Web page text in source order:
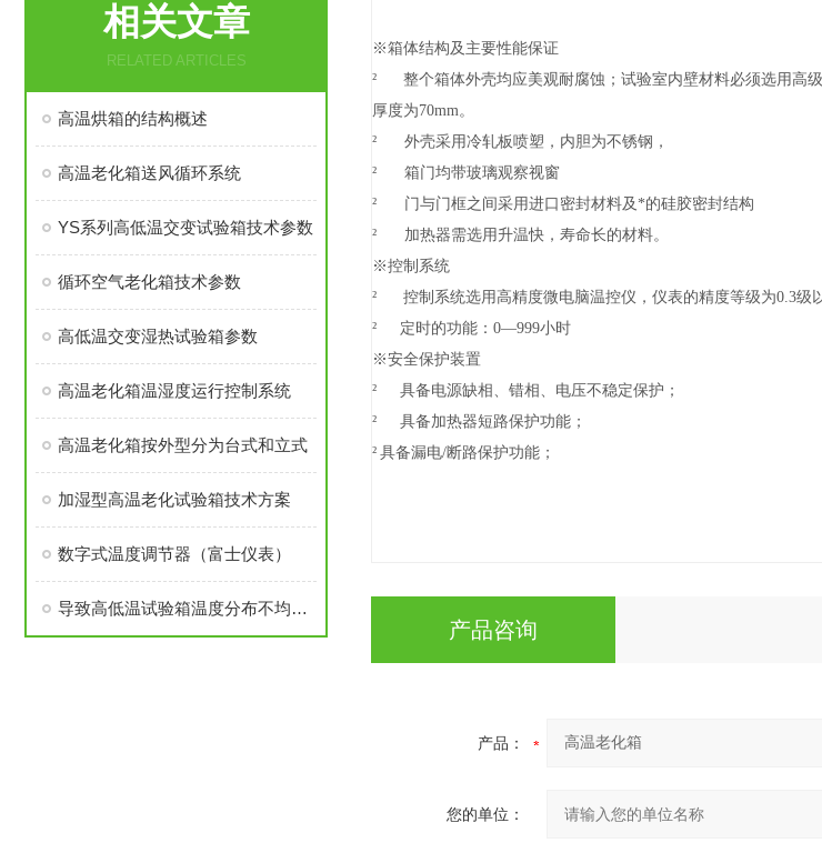
相关文章
RELATED ARTICLES
高温烘箱的结构概述
高温老化箱送风循环系统
YS系列高低温交变试验箱技术参数
循环空气老化箱技术参数
高低温交变湿热试验箱参数
高温老化箱温湿度运行控制系统
高温老化箱按外型分为台式和立式
加湿型高温老化试验箱技术方案
数字式温度调节器（富士仪表）
导致高低温试验箱温度分布不均的几点
※箱体结构及主要性能保证
²
整个箱体外壳均应美观耐腐蚀；试验室内壁材料必须选用高
厚度为70mm。
²
外壳采用冷轧板喷塑，内胆为不锈钢，
²
箱门均带玻璃观察视窗
²
门与门框之间采用进口密封材料及*的硅胶密封结构
²
加热器需选用升温快，寿命长的材料。
※控制系统
²
控制系统选用高精度微电脑温控仪，仪表的精度等级为0.3级
²
定时的功能：0—999小时
※安全保护装置
²
具备电源缺相、错相、电压不稳定保护；
²
具备加热器短路保护功能；
² 具备漏电/断路保护功能；
产品咨询
产品：
您的单位：